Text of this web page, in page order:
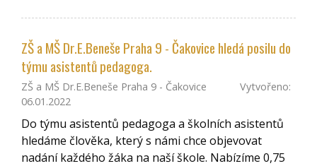
ZŠ a MŠ Dr.E.Beneše Praha 9 - Čakovice hledá posilu do
týmu asistentů pedagoga.
ZŠ a MŠ Dr.E.Beneše Praha 9 - Čakovice
Vytvořeno:
06.01.2022
Do týmu asistentů pedagoga a školních asistentů
hledáme člověka, který s námi chce objevovat
nadání každého žáka na naší škole. Nabízíme 0,75